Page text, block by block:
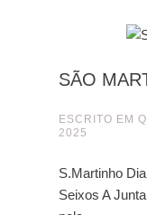
SÃO
ESCRITO EM
2025
S.Martinho
Seixos A